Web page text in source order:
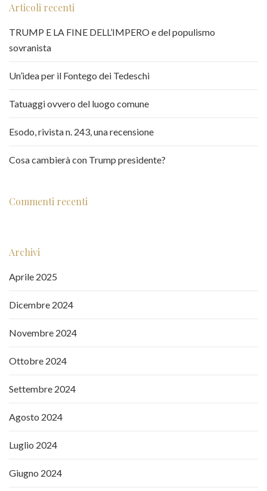
Articoli recenti
TRUMP E LA FINE DELL’IMPERO e del populismo
sovranista
Un’idea per il Fontego dei Tedeschi
Tatuaggi ovvero del luogo comune
Esodo, rivista n. 243, una recensione
Cosa cambierà con Trump presidente?
Commenti recenti
Archivi
Aprile 2025
Dicembre 2024
Novembre 2024
Ottobre 2024
Settembre 2024
Agosto 2024
Luglio 2024
Giugno 2024